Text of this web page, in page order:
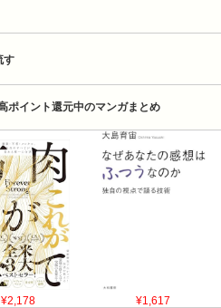
す
ポイント還元中のマンガまとめ
¥2,178 ¥1,617